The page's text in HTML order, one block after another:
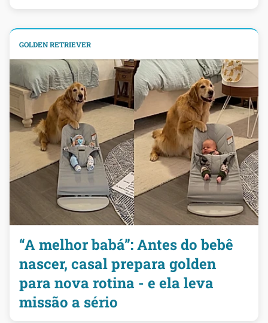
GOLDEN RETRIEVER
“A melhor babá”: Antes do bebê
nascer, casal prepara golden
para nova rotina - e ela leva
missão a sério